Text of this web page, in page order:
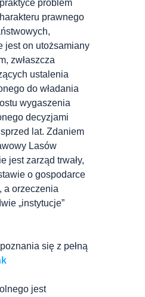
problem
prawnego
jest on utożsamiany
zwłaszcza
ustalenia
do władania
wygaszenia
decyzjami
lat. Zdaniem
Lasów
jest zarząd trwały,
o gospodarce
a orzeczenia
„instytucje”
się z pełną
jest